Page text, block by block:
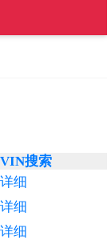
VIN搜索
详细
详细
详细